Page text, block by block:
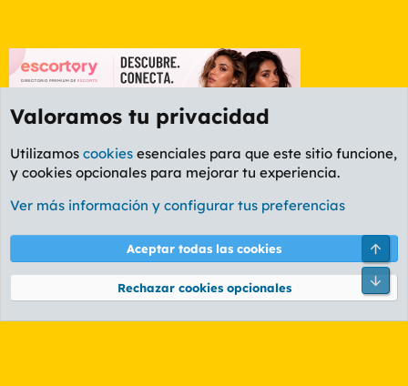
Foro General
Cookies
PL OLDSTYLE AMARILLO
Términos y reglas Política de privacidad Ayuda
Community platform by XenForo® © 2010-2026 XenForo Ltd.
Valoramos tu privacidad
Utilizamos cookies esenciales para que este sitio funcione,
y cookies opcionales para mejorar tu experiencia.
Ver más información y configurar tus preferencias
Aceptar todas las cookies
Rechazar cookies opcionales
Pie